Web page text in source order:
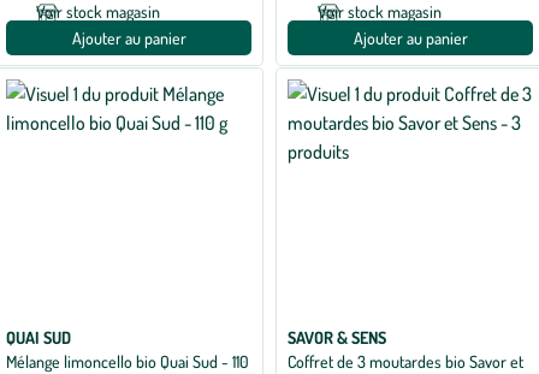
Voir stock magasin
Ajouter au panier
Voir stock magasin
Ajouter au panier
QUAI SUD
Mélange limoncello bio Quai Sud - 110
SAVOR & SENS
Coffret de 3 moutardes bio Savor et